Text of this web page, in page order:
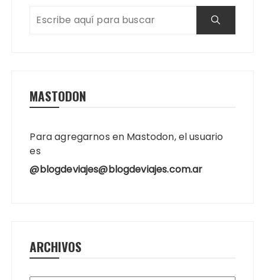
MASTODON
Para agregarnos en Mastodon, el usuario
es
@blogdeviajes@blogdeviajes.com.ar
ARCHIVOS